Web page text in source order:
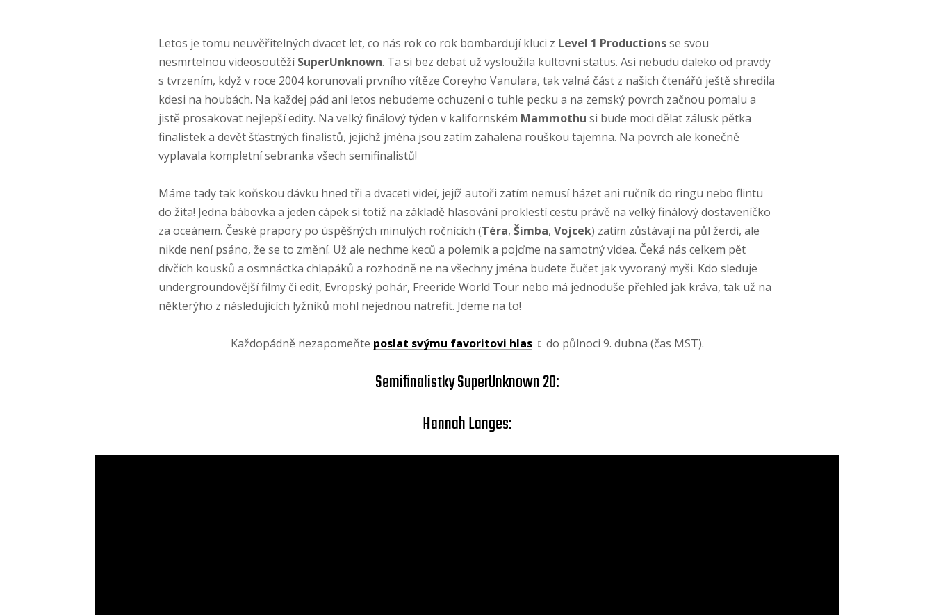
Letos je tomu neuvěřitelných dvacet let, co nás rok co rok bombardují kluci z Level 1 Productionsse svou
nesmrtelnou videosoutěžíSuperUnknown. Ta si bez debat už vysloužila kultovní status. Asi nebudu daleko od pravdy
s tvrzením, když v roce 2004 korunovali prvního vítěze Coreyho Vanulara, tak valná část z našich čtenářů ještě shredila
kdesi na houbách. Na každej pád ani letos nebudeme ochuzeni o tuhle pecku a na zemský povrch začnou pomalu a
jistě prosakovat nejlepší edity. Na velký finálový týden v kalifornském Mammothu si bude moci dělat zálusk pětka
finalistek a devět šťastných finalistů, jejichž jména jsou zatím zahalena rouškou tajemna. Na povrch ale konečně
vyplavala kompletní sebranka všech semifinalistů!
Máme tady tak koňskou dávku hned tři a dvaceti videí, jejíž autoři zatím nemusí házet ani ručník do ringu nebo flintu
do žita! Jedna bábovka a jeden cápek si totiž na základě hlasování proklestí cestu právě na velký finálový dostaveníčko
za oceánem. České prapory po úspěšných minulých ročnících (Téra, Šimba, Vojcek) zatím zůstávají na půl žerdi, ale
nikde není psáno, že se to změní. Už ale nechme keců a polemik a pojďme na samotný videa. Čeká nás celkem pět
dívčích kousků a osmnáctka chlapáků a rozhodně ne na všechny jména budete čučet jak vyvoraný myši. Kdo sleduje
undergroundovější filmy či edit, Evropský pohár, Freeride World Tour nebo má jednoduše přehled jak kráva, tak už na
některýho z následujících lyžníků mohl nejednou natrefit. Jdeme na to!
Každopádně nezapomeňte poslat svýmu favoritovi hlas do půlnoci 9. dubna (čas MST).
Semifinalistky SuperUnknown 20:
Hannah Langes: